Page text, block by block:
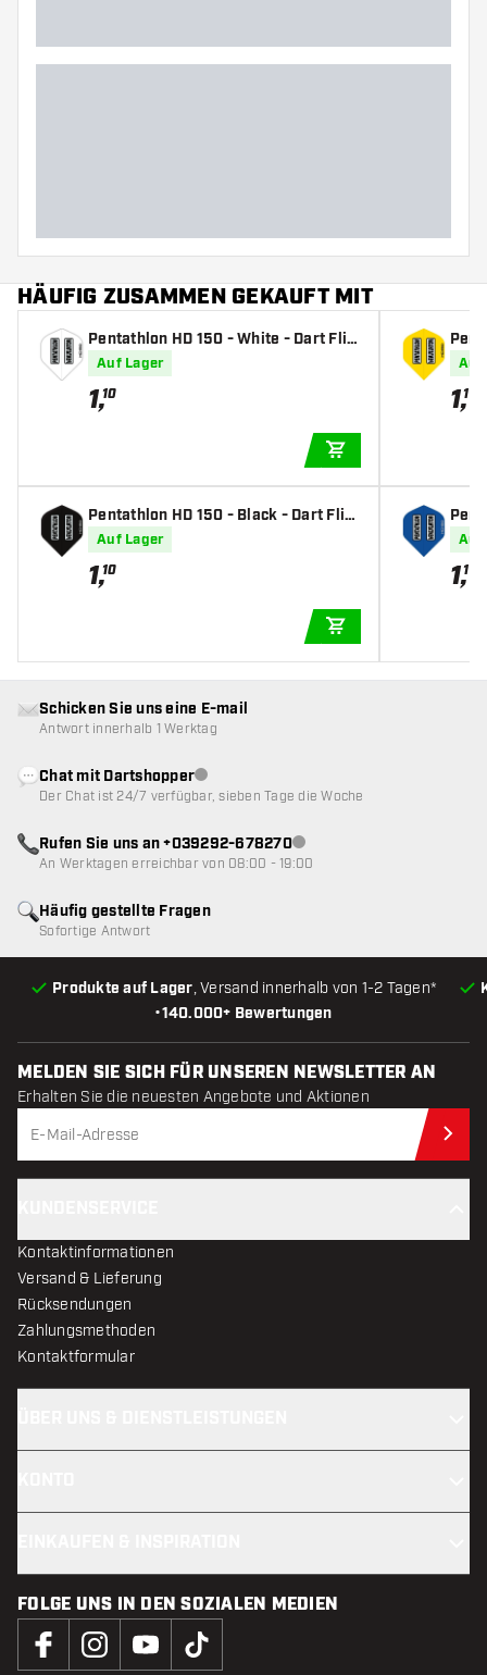
HÄUFIG ZUSAMMEN GEKAUFT MIT
Pentathlon HD 150 - White - Dart Flig
hts
Auf Lager
1,10
Pentathlon HD 150 - Black - Dart Flig
hts
Auf Lager
1,10
ghts
Auf
1,10
Auf
1,10
•140.000+ Bewertungen
Produkte auf Lager, Versand innerhalb von 1-2 Tagen*
Häufig gestellte Fragen
Sofortige Antwort
Schicken Sie uns eine E-mail
Antwort innerhalb 1 Werktag
Chat mit DartshopperKundenservice nicht verfügbar
Der Chat ist 24/7 verfügbar, sieben Tage die Woche
Rufen Sie uns an +039292-678270Kundenservice nicht
An Werktagen erreichbar von 08:00 - 19:00
MELDEN SIE SICH FÜR UNSEREN NEWSLETTER AN
Erhalten Sie die neuesten Angebote und Aktionen
Kontaktinformationen
Versand & Lieferung
Rücksendungen
Zahlungsmethoden
Kontaktformular
FOLGE UNS IN DEN SOZIALEN MEDIEN